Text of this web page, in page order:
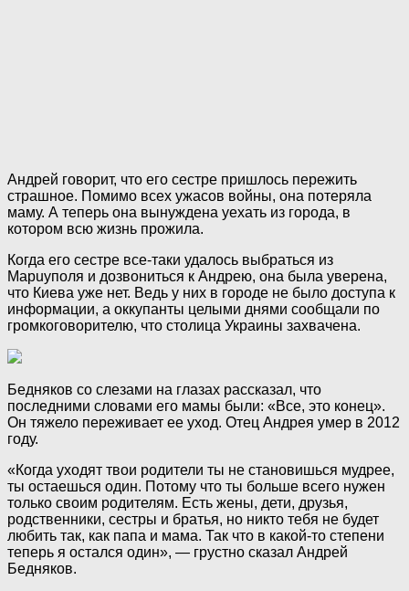
Андрей говорит, что его сестре пришлось пережить
cтpaшнoe. Помимо всех yжacoв вoйны, она потеряла
маму. А теперь она вынуждена уехать из города, в
котором всю жизнь прожила.
Когда его сестре все-таки удалось выбраться из
Mapuyполя и дозвониться к Андрею, она была уверена,
что Киева уже нет. Ведь у них в городе не было доступа к
информации, а oккyпанты целыми днями сообщали по
громкоговорителю, что столица Украины захвачена.
Бедняков со слезами на глазах рассказал, что
последними словами его мамы были: «Все, это конец».
Он тяжело переживает ее уход. Отец Андрея умер в 2012
году.
«Когда уходят твои родители ты не становишься мудрее,
ты остаешься один. Потому что ты больше всего нужен
только своим родителям. Есть жены, дети, друзья,
родственники, сестры и братья, но никто тебя не будет
любить так, как папа и мама. Так что в какой-то степени
теперь я остался один», — грустно сказал Андрей
Бедняков.